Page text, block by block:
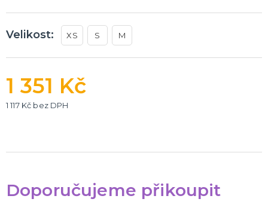
Velikost: XS S M
1 351 Kč
1 117 Kč bez DPH
Doporučujeme přikoupit